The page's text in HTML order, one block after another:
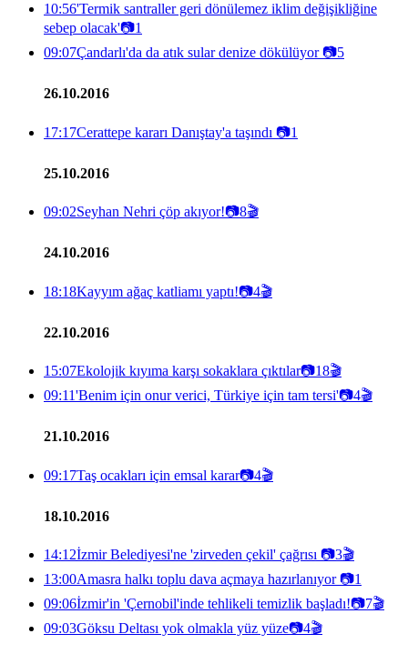
10:56'Termik santraller geri dönülemez iklim değişikliğine
sebep olacak'📷1
09:07Çandarlı'da da atık sular denize dökülüyor📷5
26.10.2016
17:17Cerattepe kararı Danıştay'a taşındı 📷1
25.10.2016
09:02Seyhan Nehri çöp akıyor!📷8🎬
24.10.2016
18:18Kayyım ağaç katliamı yaptı!📷4🎬
22.10.2016
15:07Ekolojik kıyıma karşı sokaklara çıktılar📷18🎬
09:11'Benim için onur verici, Türkiye için tam tersi'📷4🎬
21.10.2016
09:17Taş ocakları için emsal karar📷4🎬
18.10.2016
14:12İzmir Belediyesi'ne 'zirveden çekil' çağrısı 📷3🎬
13:00Amasra halkı toplu dava açmaya hazırlanıyor📷1
09:06İzmir'in 'Çernobil'inde tehlikeli temizlik başladı!📷7🎬
09:03Göksu Deltası yok olmakla yüz yüze📷4🎬